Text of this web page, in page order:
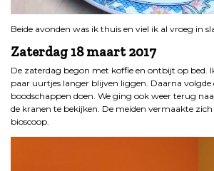
Beide avonden was ik thuis en viel ik al vroeg in
Zaterdag 18 maart 2017
De zaterdag begon met koffie en ontbijt op bed.
paar uurtjes langer blijven liggen. Daarna volgde
boodschappen doen. We ging ook weer terug
de kranen te bekijken. De meiden vermaakte
bioscoop.